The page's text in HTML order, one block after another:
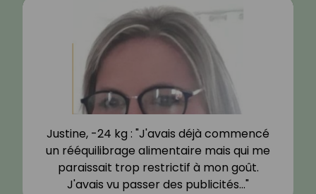
Justine, -24 kg : "J'avais déjà commencé
un rééquilibrage alimentaire mais qui me
paraissait trop restrictif à mon goût.
J'avais vu passer des publicités…"